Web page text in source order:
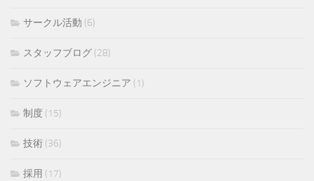
サークル活動 (6)
スタッフブログ (28)
ソフトウェアエンジニア (1)
制度 (15)
技術 (36)
採用 (17)